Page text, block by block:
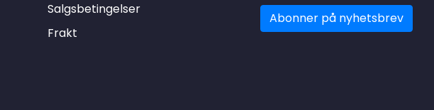
Salgsbetingelser
Frakt
Abonner på nyhetsbrev